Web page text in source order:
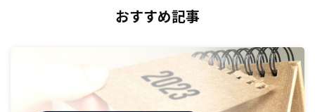
おすすめ記事